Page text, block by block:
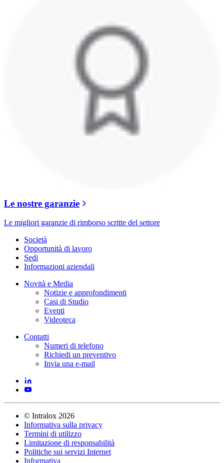
Le nostre garanzie
Le migliori garanzie di rimborso scritte del settore
Società
Opportunità di lavoro
Sedi
Informazioni aziendali
Novità e Media
Notizie e approfondimenti
Casi di Studio
Eventi
Videoteca
Contatti
Numeri di telefono
Richiedi un preventivo
Invia una e-mail
© Intralox 2026
Informativa sulla privacy
Termini di utilizzo
Limitazione di responsabilità
Politiche sui servizi Internet
Informativa